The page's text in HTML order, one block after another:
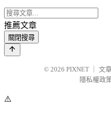
推薦文章
關閉搜尋
© 2026 PIXNET
文
隱私權政
⚠️